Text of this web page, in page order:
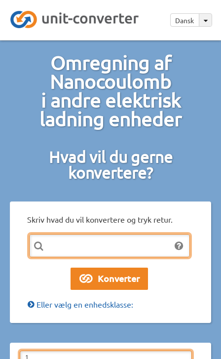
Dansk
Omregning af
Nanocoulomb
i andre elektrisk
ladning enheder
Hvad vil du gerne
konvertere?
Skriv hvad du vil konvertere og tryk retur.
Eller vælg en enhedsklasse: